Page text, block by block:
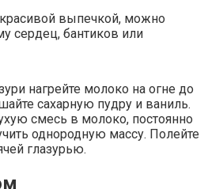
выпечкой, можно
сердец, бантиков или
нагрейте молоко на огне до
сахарную пудру и ваниль.
смесь в молоко, постоянно
однородную массу. Полейте
глазурью.